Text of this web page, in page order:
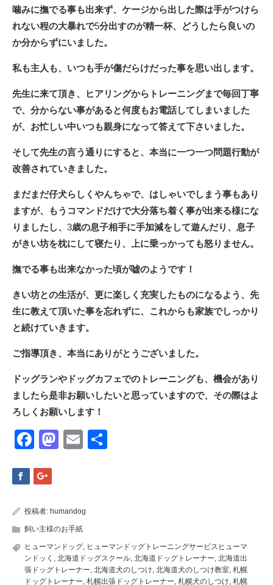
噛みに撫でる事も出来ず、ケージから出した際は手がつけら
れない程の大暴れで5分出すのが精一杯、どうしたら良いの
か分からずにいました。
私も主人も、いつも手が傷だらけだった事を思い出します。
先生に来て頂き、ヒアリングからトレーニングまで毎回丁寧
で、分からない事があると何度もお電話してしまいました
が、お忙しい中いつも親身になって答えて下さいました。
そして先生の言う通りにすると、本当に一つ一つ問題行動が
改善されていきました。
まだまだ仔犬らしくやんちゃで、はしゃいでしまう事もあり
ますが、もうコマンドだけで大分落ち着く事が出来る様にな
りましたし、 3歳の息子相手に手加減をして遊んだり、息子
がきい坊を枕にして寝たり、上に乗っかっても怒りません。
撫でる事も出来なかった頃が嘘のようです！
きい坊との生活が、更に楽しく充実したものになるよう、先
生に教えて頂いた事を忘れずに、これからも家族でしっかり
と続けていきます。
ご指導頂き、本当にありがとうございました。
ドッグランやドッグカフェでのトレーニングも、機会があり
ましたら是非お願いしたいと思っていますので、その際はよ
ろしくお願いします！
Facebook
Mastodon
Email
投稿者: humandog
飼い主様のお手紙
ヒューマンドッグ ヒューマンドッグトレーニングサービスヒューマ
ンドッく
北海道ドッグスクール 北海道ドッグトレーナー 北海道出
張ドッグトレーナー 北海道犬のしつけ 北海道犬のしつけ教室 札幌
ドッグトレーナー 札幌出張ドッグトレーナー 札幌犬のしつけ 札幌